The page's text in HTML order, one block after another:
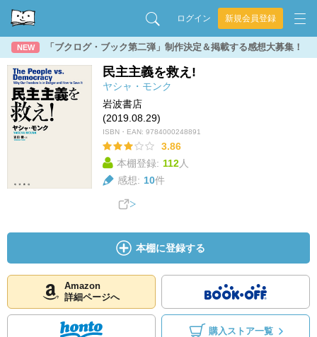
ログイン 新規会員登録
NEW 「ブクログ・ブック第二弾」制作決定＆掲載する感想大募集！
民主主義を救え!
ヤシャ・モンク
岩波書店
(2019.08.29)
ISBN・EAN: 9784000248891
3.86
本棚登録: 112人
感想: 10件
本棚に登録する
Amazon
詳細ページへ
購入ストア一覧